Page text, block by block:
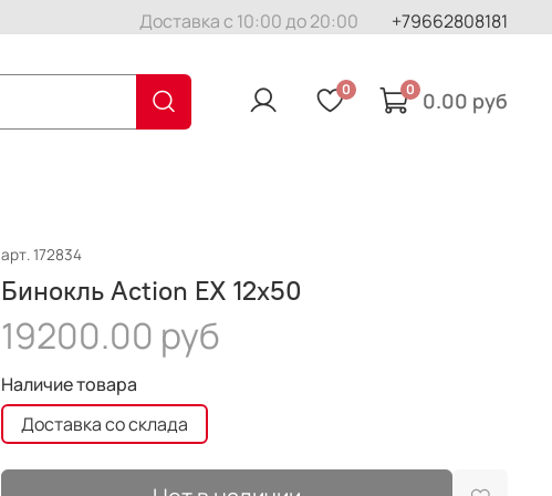
Доставка с 10:00 до 20:00 +79662808181
0 0 0.00 руб
арт. 172834
Бинокль Action EX 12x50
19200.00 руб
Наличие товара
Доставка со склада